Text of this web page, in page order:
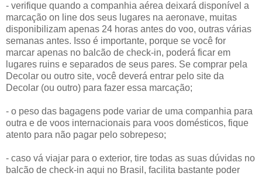
- verifique quando a companhia aérea deixará disponível a
marcação on line dos seus lugares na aeronave, muitas
disponibilizam apenas 24 horas antes do voo, outras várias
semanas antes. Isso é importante, porque se você for
marcar apenas no balcão de check-in, poderá ficar em
lugares ruins e separados de seus pares. Se comprar pela
Decolar ou outro site, você deverá entrar pelo site da
Decolar (ou outro) para fazer essa marcação;
- o peso das bagagens pode variar de uma companhia para
outra e de voos internacionais para voos domésticos, fique
atento para não pagar pelo sobrepeso;
- caso vá viajar para o exterior, tire todas as suas dúvidas no
balcão de check-in aqui no Brasil, facilita bastante poder